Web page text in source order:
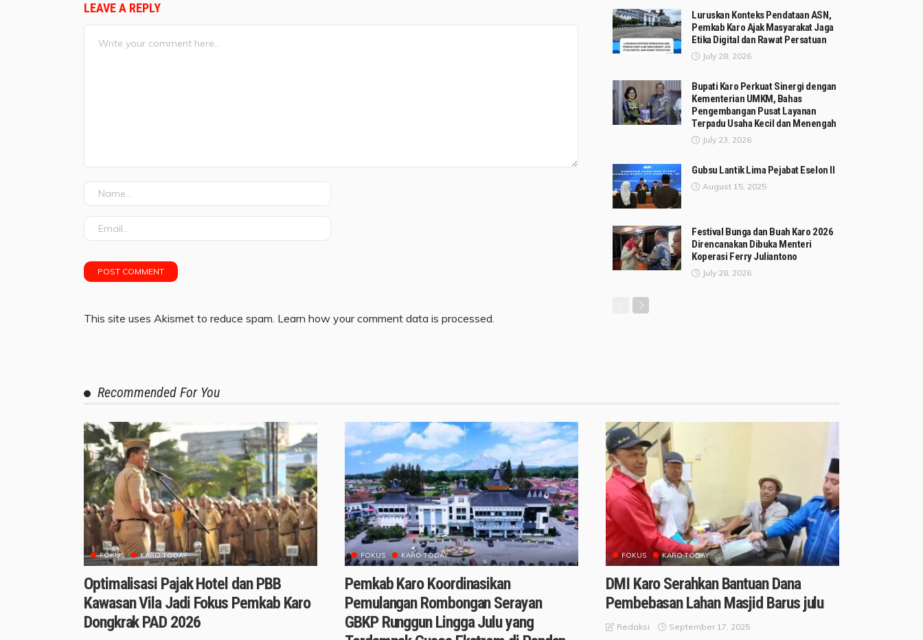
LEAVE A REPLY
This site uses Akismet to reduce spam. Learn how your comment data is processed.
Luruskan Konteks Pendataan ASN,
Pemkab Karo Ajak Masyarakat Jaga
Etika Digital dan Rawat Persatuan
July 28, 2026
Bupati Karo Perkuat Sinergi dengan
Kementerian UMKM, Bahas
Pengembangan Pusat Layanan
Terpadu Usaha Kecil dan Menengah
July 23, 2026
Gubsu Lantik Lima Pejabat Eselon II
August 15, 2025
Festival Bunga dan Buah Karo 2026
Direncanakan Dibuka Menteri
Koperasi Ferry Juliantono
July 28, 2026
Recommended For You
FOKUS KARO TODAY
Optimalisasi Pajak Hotel dan PBB
Kawasan Vila Jadi Fokus Pemkab Karo
Dongkrak PAD 2026
FOKUS KARO TODAY
Pemkab Karo Koordinasikan
Pemulangan Rombongan Serayan
GBKP Runggun Lingga Julu yang
FOKUS KARO TODAY
DMI Karo Serahkan Bantuan Dana
Pembebasan Lahan Masjid Barus julu
Redaksi September 17, 2025